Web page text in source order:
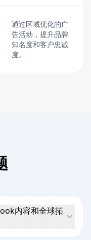
通过区域优化的广
告活动，提升品牌
知名度和客户忠诚
度。
内容和全球拓